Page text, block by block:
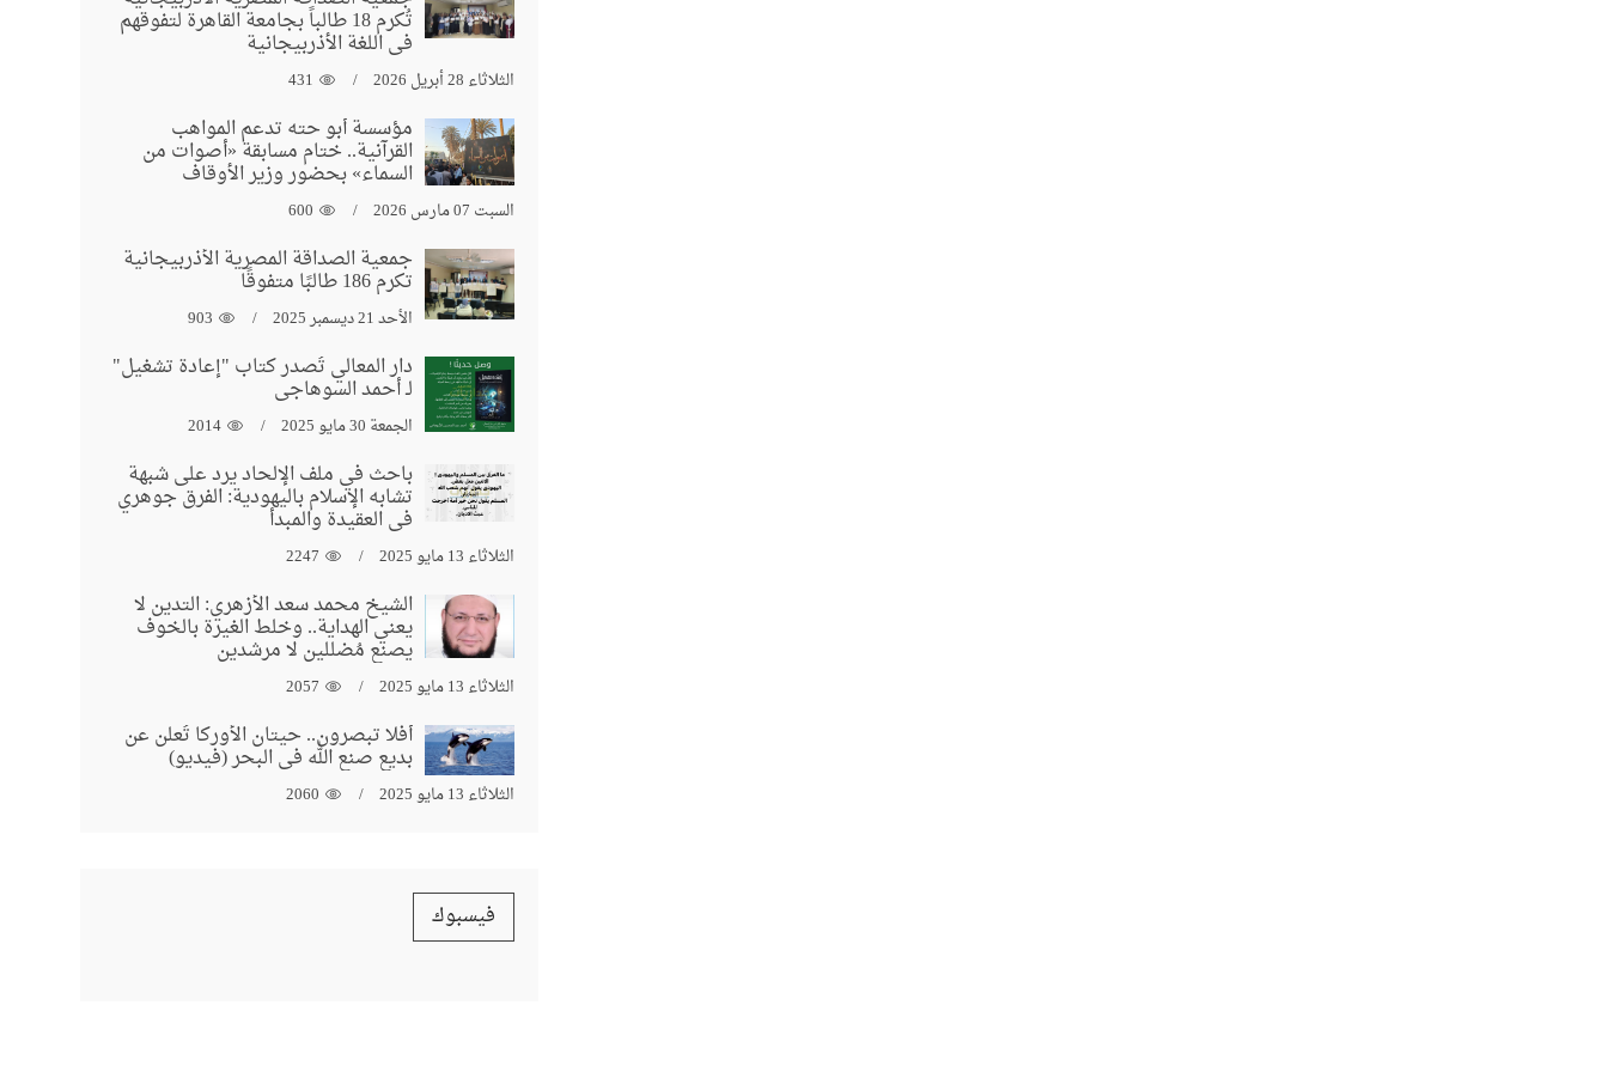
تُكرم 18 طالباً بجامعة القاهرة لتفوقهم
في اللغة الأذربيجانية
الثلاثاء 28 أبريل 2026 431
مؤسسة أبو حته تدعم المواهب
القرآنية.. ختام مسابقة «أصوات من
السماء» بحضور وزير الأوقاف
السبت 07 مارس 2026 600
جمعية الصداقة المصرية الأذربيجانية
تكرم 186 طالبًا متفوقًا
الأحد 21 ديسمبر 2025 903
دار المعالي تُصدر كتاب "إعادة تشغيل"
لـ أحمد السوهاجي
الجمعة 30 مايو 2025 2014
باحث في ملف الإلحاد يرد على شبهة
تشابه الإسلام باليهودية: الفرق جوهري
في العقيدة والمبدأ
الثلاثاء 13 مايو 2025 2247
الشيخ محمد سعد الأزهري: التدين لا
يعني الهداية.. وخلط الغيرة بالخوف
يصنع مُضللين لا مرشدين
الثلاثاء 13 مايو 2025 2057
أفلا تبصرون.. حيتان الأوركا تُعلن عن
بديع صنع الله في البحر (فيديو)
الثلاثاء 13 مايو 2025 2060
فيسبوك